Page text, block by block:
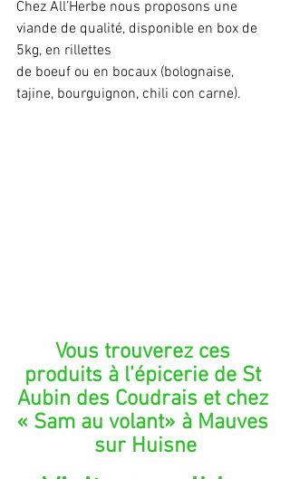
Chez All’Herbe nous proposons une
viande de qualité, disponible en box de
5kg, en rillettes
de boeuf ou en bocaux (bolognaise,
tajine, bourguignon, chili con carne).
Vous trouverez ces
produits à l’épicerie de St
Aubin des Coudrais et chez
« Sam au volant» à Mauves
sur Huisne